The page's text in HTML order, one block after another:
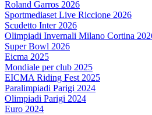
Roland Garros 2026
Sportmediaset Live Riccione 2026
Scudetto Inter 2026
Olimpiadi Invernali Milano Cortina
Super Bowl 2026
Eicma 2025
Mondiale per club 2025
EICMA Riding Fest 2025
Paralimpiadi Parigi 2024
Olimpiadi Parigi 2024
Euro 2024